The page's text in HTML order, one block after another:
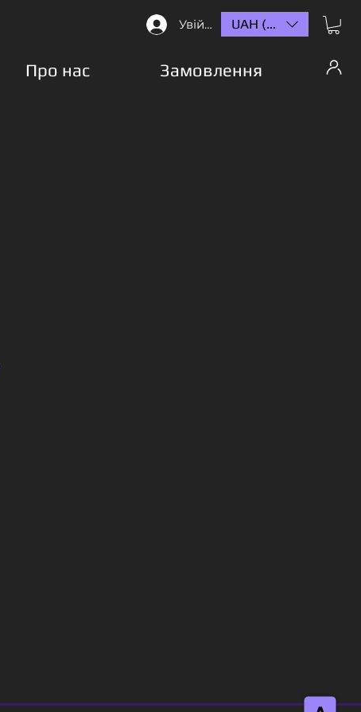
Увійти UAH (₴)
Про нас Замовлення